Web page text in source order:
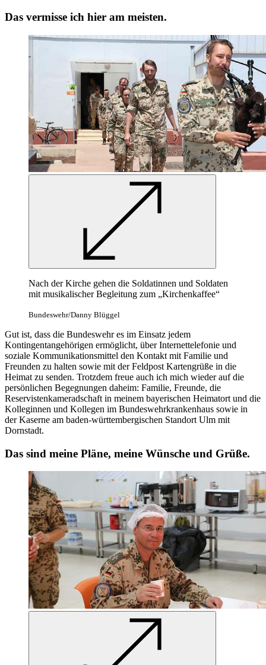
Das vermisse ich hier am meisten.
Nach der Kirche gehen die Soldatinnen und Soldaten
mit musikalischer Begleitung zum „Kirchenkaffee“
Bundeswehr/Danny Blüggel
Gut ist, dass die Bundeswehr es im Einsatz jedem
Kontingentangehörigen ermöglicht, über Internettelefonie und
soziale Kommunikationsmittel den Kontakt mit Familie und
Freunden zu halten sowie mit der Feldpost Kartengrüße in die
Heimat zu senden. Trotzdem freue auch ich mich wieder auf die
persönlichen Begegnungen daheim: Familie, Freunde, die
Reservistenkameradschaft in meinem bayerischen Heimatort und die
Kolleginnen und Kollegen im Bundeswehrkrankenhaus sowie in
der Kaserne am baden-württembergischen Standort Ulm mit
Dornstadt.
Das sind meine Pläne, meine Wünsche und Grüße.